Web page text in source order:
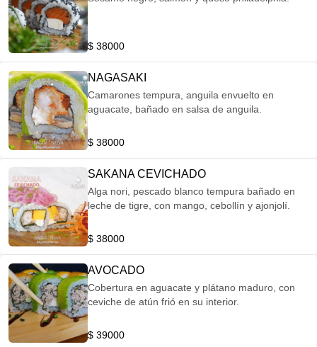
$ 38000
NAGASAKI
Camarones tempura, anguila envuelto en
aguacate, bañado en salsa de anguila.
$ 38000
SAKANA CEVICHADO
Alga nori, pescado blanco tempura bañado en
leche de tigre, con mango, cebollín y ajonjolí.
$ 38000
AVOCADO
Cobertura en aguacate y plátano maduro, con
ceviche de atún frió en su interior.
$ 39000